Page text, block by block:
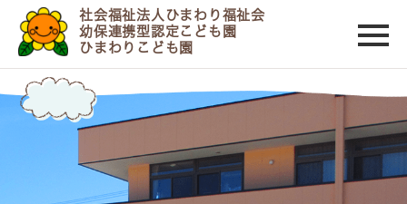
社会福祉法人ひまわり福祉会
幼保連携型認定こども園
ひまわりこども園